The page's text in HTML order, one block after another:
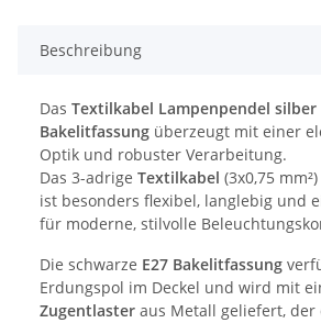
Beschreibung
Das Textilkabel Lampenpendel silber
Bakelitfassung überzeugt mit einer
Optik und robuster Verarbeitung.
Das 3-adrige Textilkabel (3x0,75
ist besonders flexibel, langlebig und
für moderne, stilvolle
Die schwarze E27 Bakelitfassung
Erdungspol im Deckel und wird mit
Zugentlaster aus Metall geliefert, der